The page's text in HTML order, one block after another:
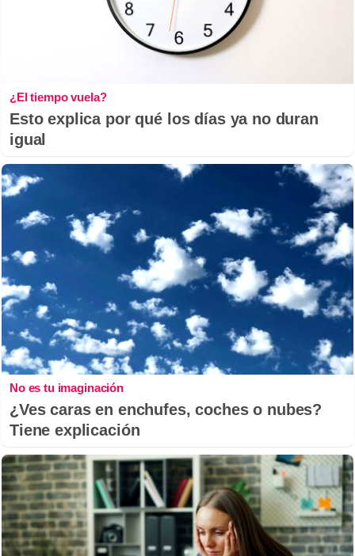
¿El tiempo vuela?
Esto explica por qué los días ya no duran
igual
No es tu imaginación
¿Ves caras en enchufes, coches o nubes?
Tiene explicación